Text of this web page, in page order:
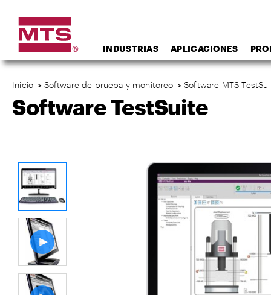
INDUSTRIAS APLICACIONES
Inicio > Software de prueba y monitoreo >Software MTS
Software TestSuite